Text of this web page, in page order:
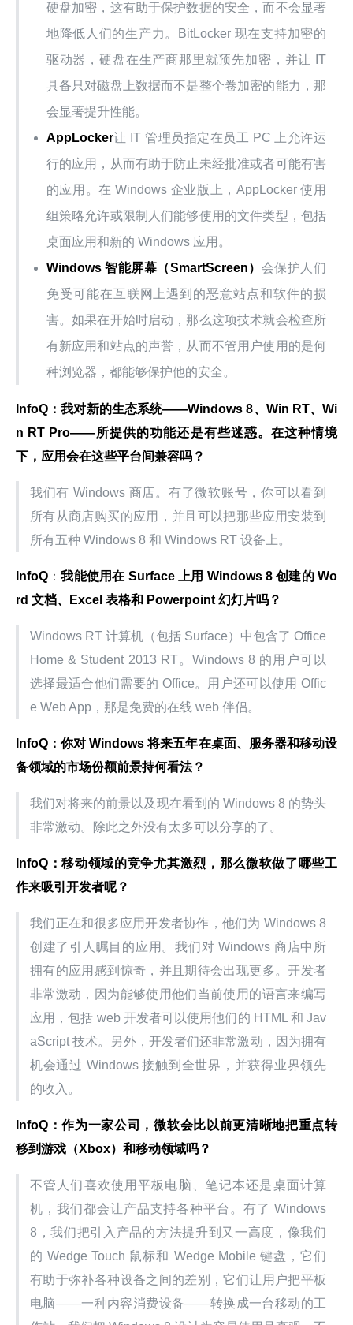
硬盘加密，这有助于保护数据的安全，而不会显著
地降低人们的生产力。BitLocker 现在支持加密的
驱动器，硬盘在生产商那里就预先加密，并让 IT
具备只对磁盘上数据而不是整个卷加密的能力，那
会显著提升性能。
AppLocker让 IT 管理员指定在员工 PC 上允许运
行的应用，从而有助于防止未经批准或者可能有害
的应用。在 Windows 企业版上，AppLocker 使用
组策略允许或限制人们能够使用的文件类型，包括
桌面应用和新的 Windows 应用。
Windows 智能屏幕（SmartScreen） 会保护人们
免受可能在互联网上遇到的恶意站点和软件的损
害。如果在开始时启动，那么这项技术就会检查所
有新应用和站点的声誉，从而不管用户使用的是何
种浏览器，都能够保护他的安全。
InfoQ：我对新的生态系统——Windows 8、Win RT、Wi
n RT Pro——所提供的功能还是有些迷惑。在这种情境
下，应用会在这些平台间兼容吗？
我们有 Windows 商店。有了微软账号，你可以看到
所有从商店购买的应用，并且可以把那些应用安装到
所有五种 Windows 8 和 Windows RT 设备上。
InfoQ ：我能使用在 Surface 上用 Windows 8 创建的 Wo
rd 文档、Excel 表格和 Powerpoint 幻灯片吗？
Windows RT 计算机（包括 Surface）中包含了 Office
Home & Student 2013 RT。Windows 8 的用户可以
选择最适合他们需要的 Office。用户还可以使用 Offic
e Web App，那是免费的在线 web 伴侣。
InfoQ：你对 Windows 将来五年在桌面、服务器和移动设
备领域的市场份额前景持何看法？
我们对将来的前景以及现在看到的 Windows 8 的势头
非常激动。除此之外没有太多可以分享的了。
InfoQ：移动领域的竞争尤其激烈，那么微软做了哪些工
作来吸引开发者呢？
我们正在和很多应用开发者协作，他们为 Windows 8
创建了引人瞩目的应用。我们对 Windows 商店中所
拥有的应用感到惊奇，并且期待会出现更多。开发者
非常激动，因为能够使用他们当前使用的语言来编写
应用，包括 web 开发者可以使用他们的 HTML 和 Jav
aScript 技术。另外，开发者们还非常激动，因为拥有
机会通过 Windows 接触到全世界，并获得业界领先
的收入。
InfoQ：作为一家公司，微软会比以前更清晰地把重点转
移到游戏（Xbox）和移动领域吗？
不管人们喜欢使用平板电脑、笔记本还是桌面计算
机，我们都会让产品支持各种平台。有了 Windows
8，我们把引入产品的方法提升到又一高度，像我们
的 Wedge Touch 鼠标和 Wedge Mobile 键盘，它们
有助于弥补各种设备之间的差别，它们让用户把平板
电脑——一种内容消费设备——转换成一台移动的工